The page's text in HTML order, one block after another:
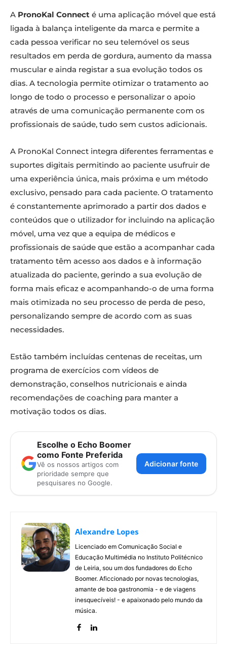
A PronoKal Connect é uma aplicação móvel que está
ligada à balança inteligente da marca e permite a
cada pessoa verificar no seu telemóvel os seus
resultados em perda de gordura, aumento da massa
muscular e ainda registar a sua evolução todos os
dias. A tecnologia permite otimizar o tratamento ao
longo de todo o processo e personalizar o apoio
através de uma comunicação permanente com os
profissionais de saúde, tudo sem custos adicionais.
A PronoKal Connect integra diferentes ferramentas e
suportes digitais permitindo ao paciente usufruir de
uma experiência única, mais próxima e um método
exclusivo, pensado para cada paciente. O tratamento
é constantemente aprimorado a partir dos dados e
conteúdos que o utilizador for incluindo na aplicação
móvel, uma vez que a equipa de médicos e
profissionais de saúde que estão a acompanhar cada
tratamento têm acesso aos dados e à informação
atualizada do paciente, gerindo a sua evolução de
forma mais eficaz e acompanhando-o de uma forma
mais otimizada no seu processo de perda de peso,
personalizando sempre de acordo com as suas
necessidades.
Estão também incluídas centenas de receitas, um
programa de exercícios com vídeos de
demonstração, conselhos nutricionais e ainda
recomendações de coaching para manter a
motivação todos os dias.
Escolhe o Echo Boomer
como Fonte Preferida
Vê os nossos artigos com
prioridade sempre que
pesquisares no Google.
Adicionar fonte
Alexandre Lopes
Licenciado em Comunicação Social e
Educação Multimédia no Instituto Politécnico
de Leiria, sou um dos fundadores do Echo
Boomer. Aficcionado por novas tecnologias,
amante de boa gastronomia - e de viagens
inesquecíveis! - e apaixonado pelo mundo da
música.